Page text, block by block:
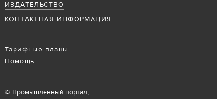
ИЗДАТЕЛЬСТВО
КОНТАКТНАЯ ИНФОРМАЦИЯ
Тарифные планы
Помощь
© Промышленный портал,